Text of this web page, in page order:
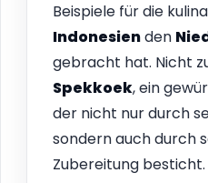
Beispiele für die
Indonesienden
gebracht hat. Nicht
Spekkoek, ein
der nicht nur durch
sondern auch durch
Zubereitung besticht.